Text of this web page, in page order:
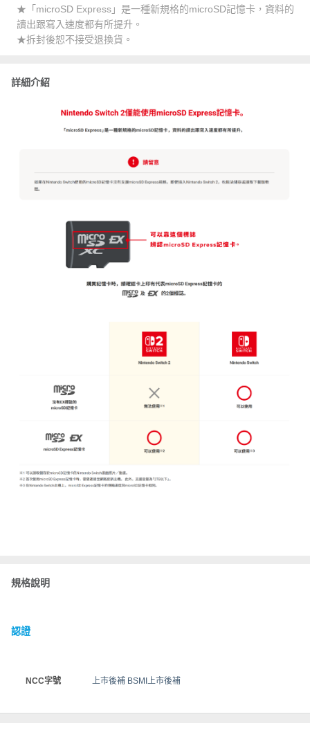
★「microSD Express」是一種新規格的microSD記憶卡，資料的
讀出跟寫入速度都有所提升。
★拆封後恕不接受退換貨。
詳細介紹
規格說明
認證
NCC字號 上市後補 BSMI上市後補